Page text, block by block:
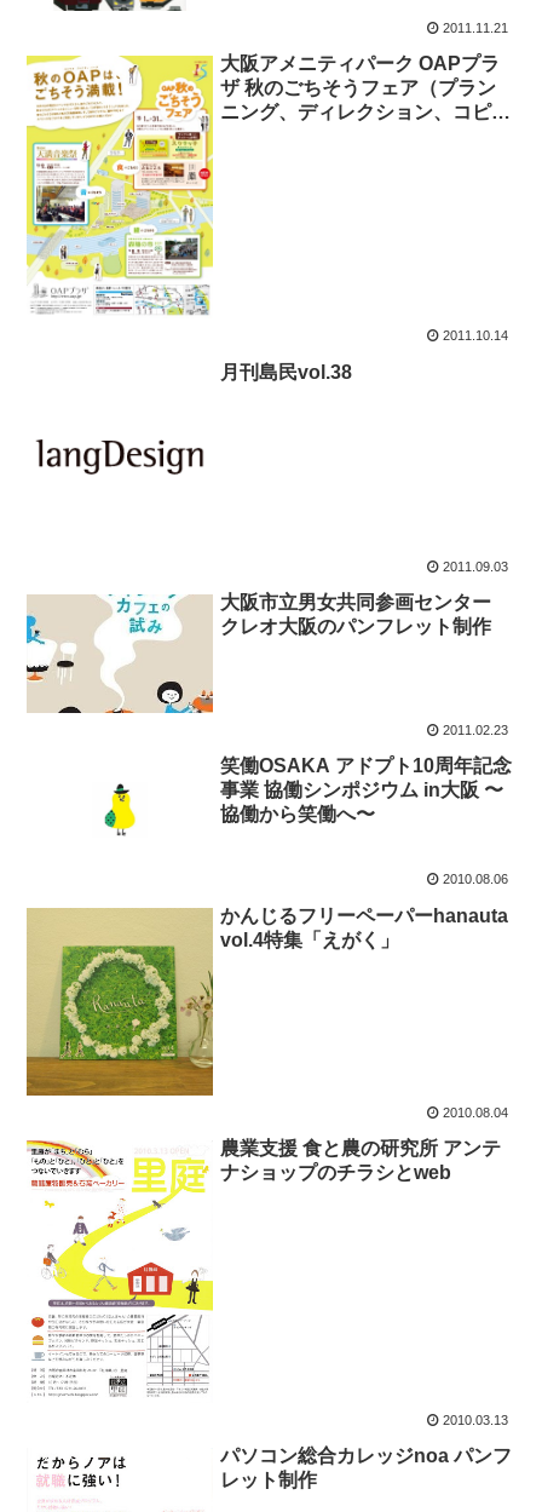
2011.11.21
大阪アメニティパーク OAPプラ
ザ 秋のごちそうフェア（プラン
ニング、ディレクション、コピー
2011.10.14
月刊島民vol.38
2011.09.03
大阪市立男女共同参画センター
クレオ大阪のパンフレット制作
2011.02.23
笑働OSAKA アドプト10周年記念
事業 協働シンポジウム in大阪 〜
協働から笑働へ〜
2010.08.06
かんじるフリーペーパーhanauta
vol.4特集「えがく」
2010.08.04
農業支援 食と農の研究所 アンテ
ナショップのチラシとweb
2010.03.13
パソコン総合カレッジnoa パンフ
レット制作